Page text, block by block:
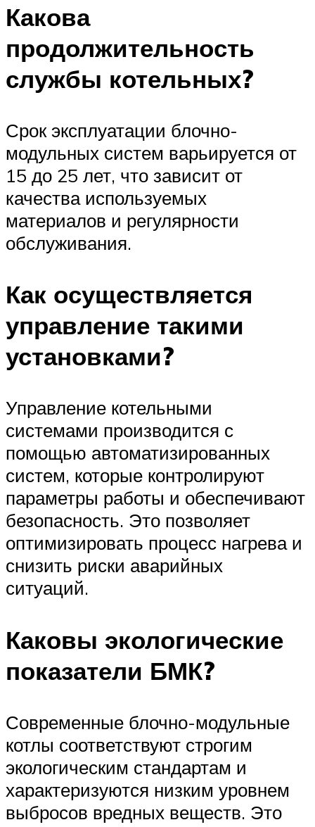
Какова
продолжительность
службы котельных?
Срок эксплуатации блочно-
модульных систем варьируется от
15 до 25 лет, что зависит от
качества используемых
материалов и регулярности
обслуживания.
Как осуществляется
управление такими
установками?
Управление котельными
системами производится с
помощью автоматизированных
систем, которые контролируют
параметры работы и обеспечивают
безопасность. Это позволяет
оптимизировать процесс нагрева и
снизить риски аварийных
ситуаций.
Каковы экологические
показатели БМК?
Современные блочно-модульные
котлы соответствуют строгим
экологическим стандартам и
характеризуются низким уровнем
выбросов вредных веществ. Это